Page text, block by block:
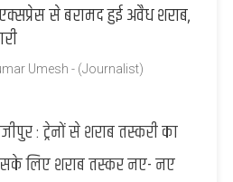
से बरामद हुई अवैध शराब,
Umesh - (Journalist)
: ट्रेनों से शराब तस्करी का
लिए शराब तस्कर नए- नए